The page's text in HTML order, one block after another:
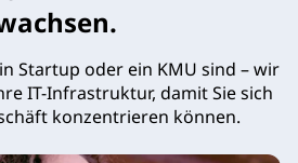
Startup oder ein KMU sind – wir
IT-Infrastruktur, damit Sie sich
konzentrieren können.